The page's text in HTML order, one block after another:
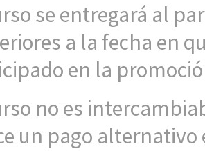
se entregará al
a la fecha en
en la
no es
un pago alternativo